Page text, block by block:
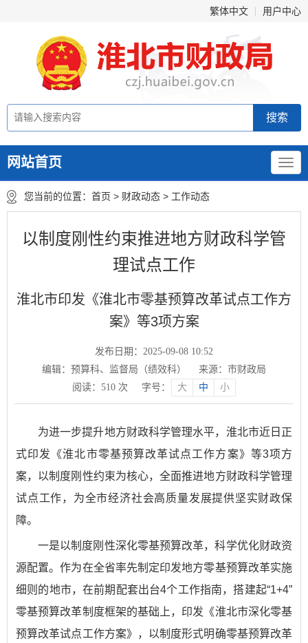
繁体中文 用户中心
网站首页
您当前的位置： 首页 > 财政动态 > 工作动态
以制度刚性约束推进地方财政科学管
理试点工作
淮北市印发《淮北市零基预算改革试点工作方
案》等3项方案
发布日期：2025-09-08 10:52
编辑：预算科、监督局（绩效科）
来源：市财政局
阅读： 510 次 字号： 大 中 小
为进一步提升地方财政科学管理水平，淮北市近日正
式印发《淮北市零基预算改革试点工作方案》等3项方
案，以制度刚性约束为核心，全面推进地方财政科学管理
试点工作，为全市经济社会高质量发展提供坚实财政保
障。
一是以制度刚性深化零基预算改革，科学优化财政资
源配置。作为在全省率先制定印发地方零基预算改革实施
细则的地市，在前期配套出台4个工作指南，搭建起“1+4”
零基预算改革制度框架的基础上，印发《淮北市深化零基
预算改革试点工作方案》，以制度形式明确零基预算改革